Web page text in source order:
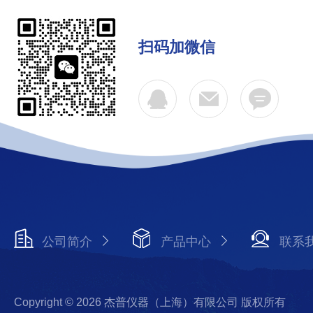
扫码加微信
公司简介 产品中心 联系
Copyright © 2026 杰普仪器（上海）有限公司 版权所有